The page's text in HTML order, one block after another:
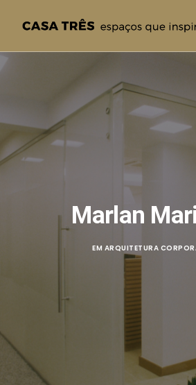
QUEM SOMOS
SOLUÇÕES
PROJETOS
Marlan
EM ARQUITETURA